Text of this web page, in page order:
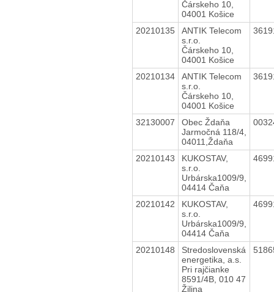
Čárskeho 10,
04001 Košice
20210135
ANTIK Telecom
s.r.o.
Čárskeho 10,
04001 Košice
20210134
ANTIK Telecom
s.r.o.
Čárskeho 10,
04001 Košice
32130007
Obec Ždaňa
Jarmočná 118/4,
04011,Ždaňa
20210143
KUKOSTAV,
s.r.o.
Urbárska1009/9,
04414 Čaňa
20210142
KUKOSTAV,
s.r.o.
Urbárska1009/9,
04414 Čaňa
20210148
Stredoslovenská
energetika, a.s.
Pri rajčianke
8591/4B, 010 47
Žilina